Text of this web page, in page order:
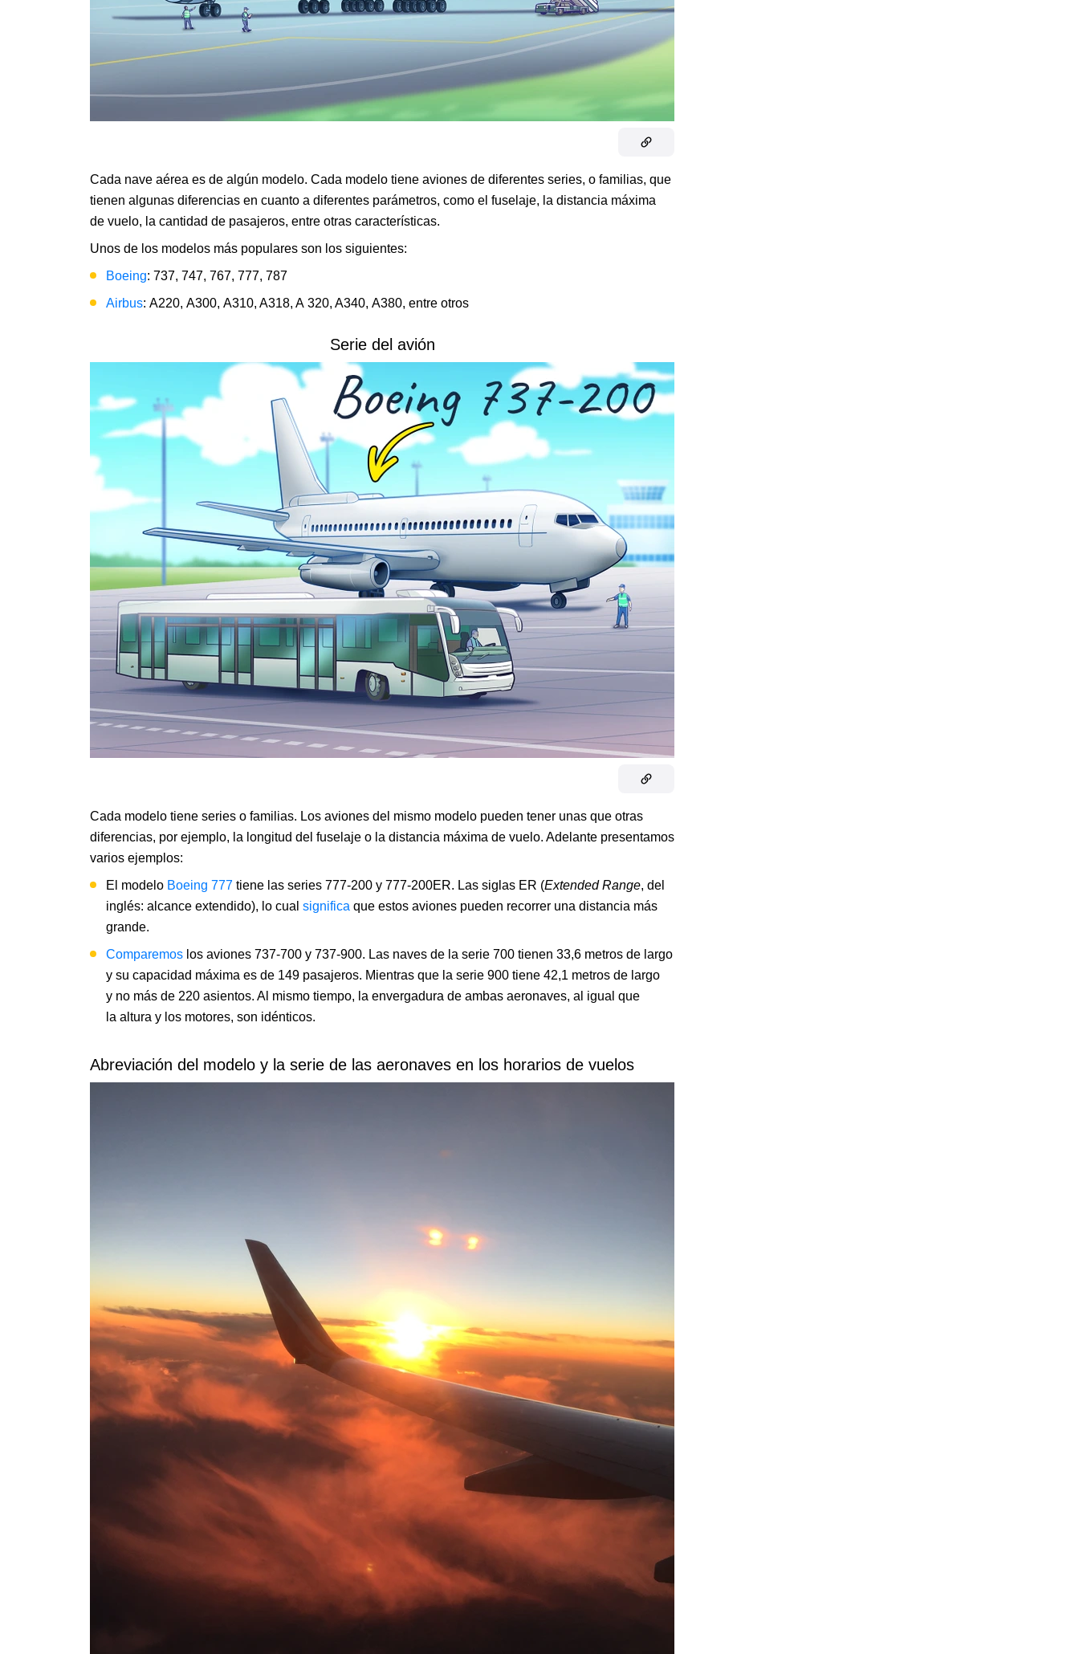
Cada nave aérea es de algún modelo. Cada modelo tiene aviones de diferentes series, o familias, que
tienen algunas diferencias en cuanto a diferentes parámetros, como el fuselaje, la distancia máxima
de vuelo, la cantidad de pasajeros, entre otras características.
Unos de los modelos más populares son los siguientes:
Boeing: 737, 747, 767, 777, 787
Airbus: А220, А300, A310, A318, A 320, A340, А380, entre otros
Serie del avión
Cada modelo tiene series o familias. Los aviones del mismo modelo pueden tener unas que otras
diferencias, por ejemplo, la longitud del fuselaje o la distancia máxima de vuelo. Adelante presentamos
varios ejemplos:
El modelo Boeing 777 tiene las series 777-200 y 777-200ER. Las siglas ER (Extended Range, del
inglés: alcance extendido), lo cual significa que estos aviones pueden recorrer una distancia más
grande.
Comparemos los aviones 737-700 y 737-900. Las naves de la serie 700 tienen 33,6 metros de largo
y su capacidad máxima es de 149 pasajeros. Mientras que la serie 900 tiene 42,1 metros de largo
y no más de 220 asientos. Al mismo tiempo, la envergadura de ambas aeronaves, al igual que
la altura y los motores, son idénticos.
Abreviación del modelo y la serie de las aeronaves en los horarios de vuelos